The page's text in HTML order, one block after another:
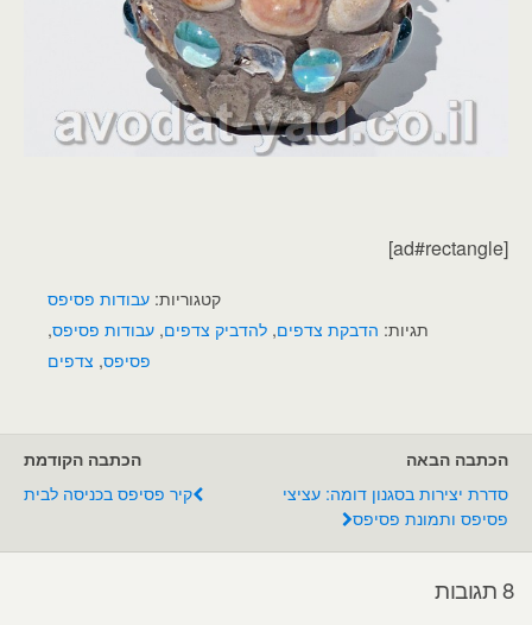
[ad#rectangle]
קטגוריות: עבודות פסיפס
תגיות: הדבקת צדפים, להדביק צדפים, עבודות פסיפס,
פסיפס, צדפים
הכתבה הקודמת
קיר פסיפס בכניסה לבית
הכתבה הבאה
סדרת יצירות בסגנון דומה: עציצי
פסיפס ותמונת פסיפס
8 תגובות